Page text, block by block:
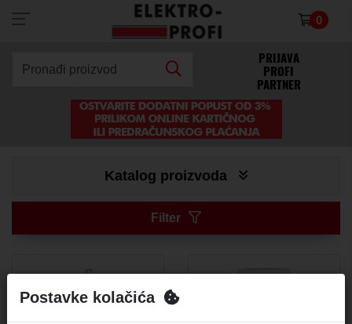
×
0
Pronađi proizvod
PRIJAVA
PROFI
PARTNER
Katalog proizvoda
Filter
Postavke kolačića